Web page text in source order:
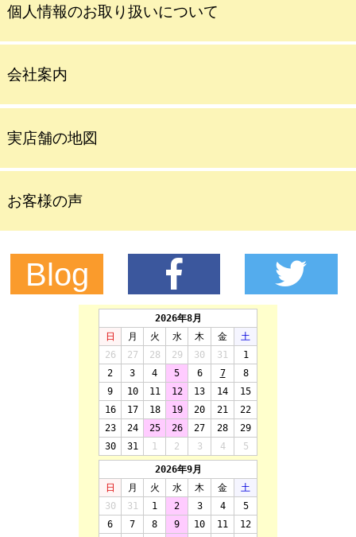
個人情報のお取り扱いについて
会社案内
実店舗の地図
お客様の声
Blog